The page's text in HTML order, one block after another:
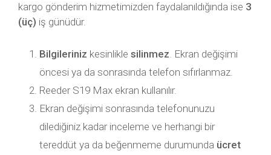
kargo gönderim hizmetimizden faydalanıldığında ise 3
(üç) iş günüdür.
Bilgileriniz kesinlikle silinmez. Ekran değişimi
öncesi ya da sonrasında telefon sıfırlanmaz.
Reeder S19 Max ekran kullanılır.
Ekran değişimi sonrasında telefonunuzu
dilediğiniz kadar inceleme ve herhangi bir
tereddüt ya da beğenmeme durumunda ücret